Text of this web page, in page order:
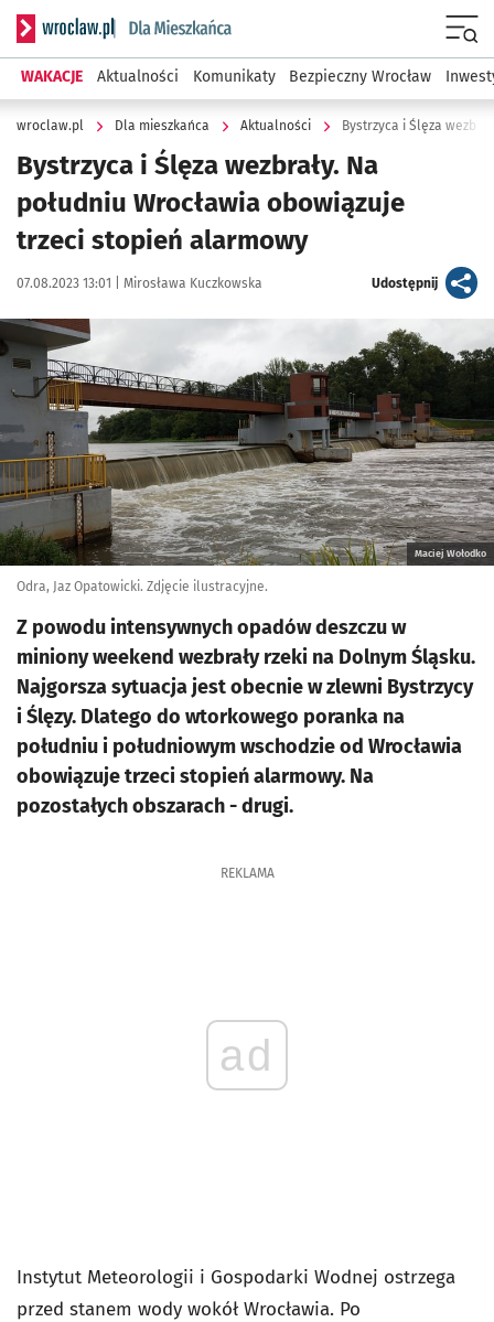
Serwis informacyjny wroclaw.pl podserwis: Dla mieszkańca
WAKACJE Aktualności Komunikaty Bezpieczny Wrocław
wroclaw.pl Dla mieszkańca Aktualności
Bystrzyca i Ślęza wezbrały. Na
południu Wrocławia obowiązuje
trzeci stopień alarmowy
Data publikacji:
07.08.2023 13:01 | Autor:
Mirosława Kuczkowska Udostępnijartykuł
Kliknij, aby powiększyć
Maciej Wołodko
Odra, Jaz Opatowicki. Zdjęcie ilustracyjne.
Z powodu intensywnych opadów deszczu w
miniony weekend wezbrały rzeki na Dolnym Śląsku.
Najgorsza sytuacja jest obecnie w zlewni Bystrzycy
i Ślęzy. Dlatego do wtorkowego poranka na
południu i południowym wschodzie od Wrocławia
obowiązuje trzeci stopień alarmowy. Na
pozostałych obszarach - drugi.
REKLAMA
ad
Instytut Meteorologii i Gospodarki Wodnej ostrzega
przed stanem wody wokół Wrocławia. Po